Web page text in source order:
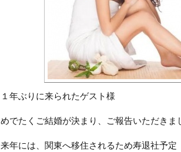
１年ぶりに来られたゲスト様
めでたくご結婚が決まり、ご報告いただき
来年には、関東へ移住されるため寿退社予定